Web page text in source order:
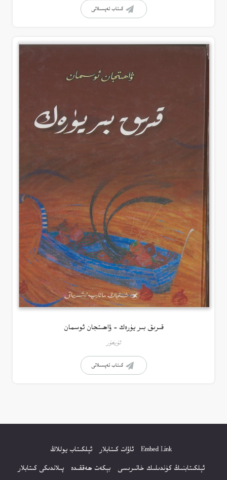
كىتاب تەپسىلاتى
قىرىق بىر يۈرەك – ۋاھىتجان ئوسمان
ئۇيغۇر
كىتاب تەپسىلاتى
Embed Link ئاۋات كىتابلار
ئېلكىتاب يوللاڭ
ئېلكىتابنىڭ كۈندىلىك خاتىرىسى
بېكەت ھەققىدە پىلاندىكى كىتابلار